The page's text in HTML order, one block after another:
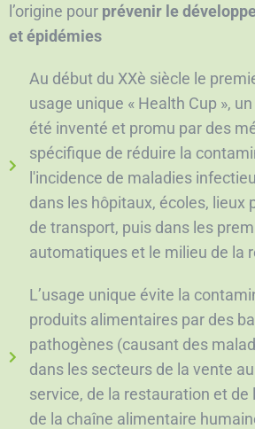
l’origine pour prévenir le
et épidémies
Au début du XXè siècle le
usage unique « Health Cup »,
été inventé et promu par des
spécifique de réduire la
l'incidence de maladies
dans les hôpitaux, écoles, lieux
de transport, puis dans les
automatiques et le milieu de la
L’usage unique évite la
produits alimentaires par des
pathogènes (causant des
dans les secteurs de la vente
service, de la restauration et
de la chaîne alimentaire